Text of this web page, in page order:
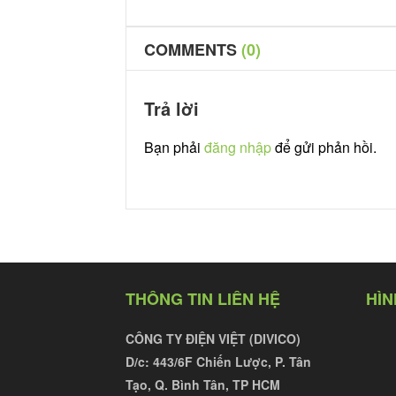
COMMENTS(0)
Trả lời
Bạn phải đăng nhậpđể gửi phản hồi.
THÔNG TIN LIÊN HỆ
CÔNG TY ĐIỆN VIỆT (DIVICO)
D/c: 443/6F Chiến Lược, P. Tân
Tạo, Q. Bình Tân, TP HCM